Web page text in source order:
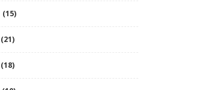
(15)
(21)
(18)